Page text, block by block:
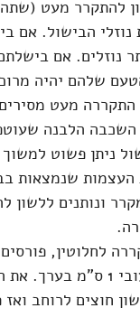
להתקרר מעט
נוזלי הבישול. אם
נוזלים. אם
שלהם יהיה
מעט
השכבה הלבנה
ניתן פשוט
העצמות שנמצאות
ונותנים ללשון
לחלוטין,
ךפרוסות בעובי 1 ס"מ
חוצים לרוחב